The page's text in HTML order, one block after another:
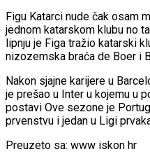
Figu Katarci nude čak osam
jednom katarskom klubu no
lipnju je Figa tražio katarski
nizozemska braća de Boer i
Nakon sjajne karijere u
je prešao u Inter u kojemu u
postavi Ove sezone je
prvenstvu i jedan u Ligi
Preuzeto sa: www iskon hr